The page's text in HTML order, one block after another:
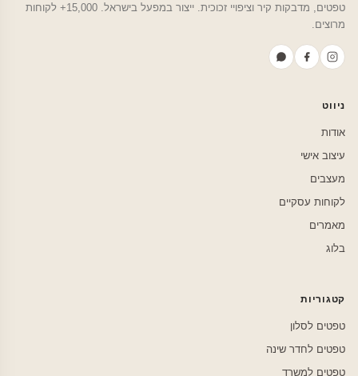
טפטים, מדבקות קיר וציפויי זכוכית. ייצור במפעל בישראל. 15,000+ לקוחות
מרוצים.
ניווט
אודות
עיצוב אישי
מעצבים
לקוחות עסקיים
מאמרים
בלוג
קטגוריות
טפטים לסלון
טפטים לחדר שינה
טפטים למשרד